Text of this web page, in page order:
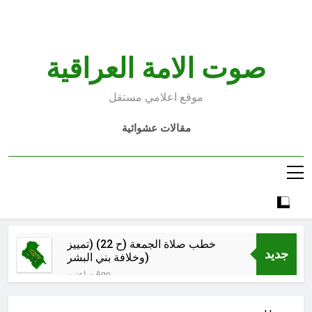
صوت الامة العراقية
موقع اعلامي مستقل
مقالات عشوائية
جديد
خطب صلاة الجمعة (ح 22) (تمييز
ساعتين Ago